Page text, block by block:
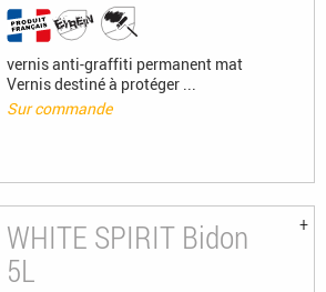
vernis anti-graffiti permanent mat
Vernis destiné à protéger ...
Sur commande
WHITE SPIRIT Bidon
5L